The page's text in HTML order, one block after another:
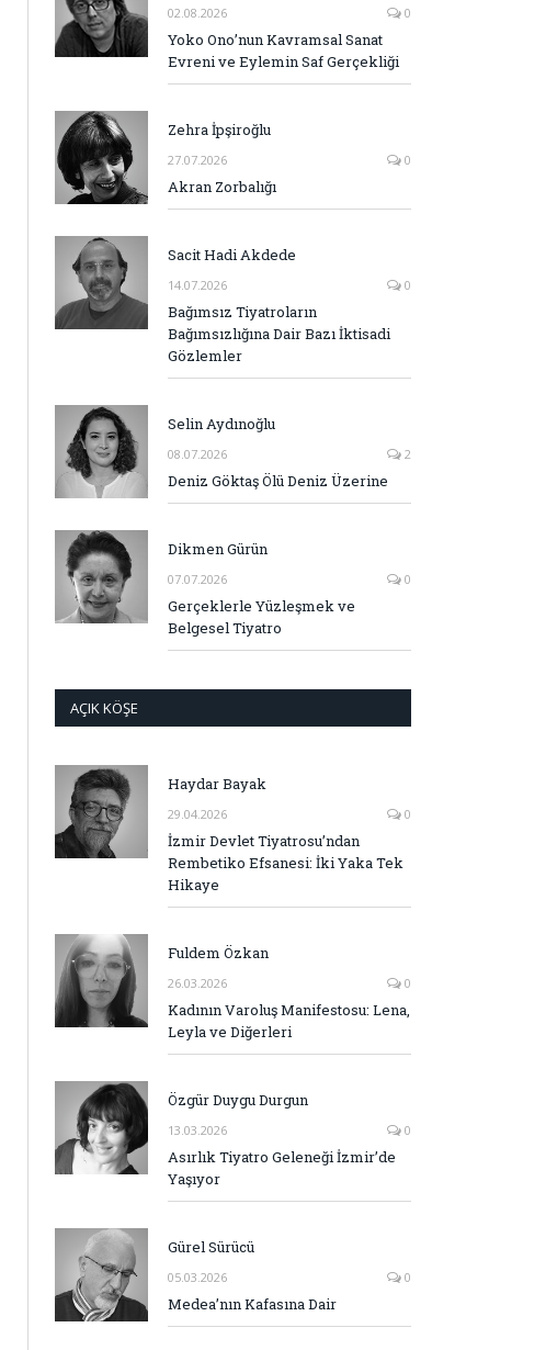
02.08.2026 0
Yoko Ono’nun Kavramsal Sanat
Evreni ve Eylemin Saf Gerçekliği
Zehra İpşiroğlu
27.07.2026 0
Akran Zorbalığı
Sacit Hadi Akdede
14.07.2026 0
Bağımsız Tiyatroların
Bağımsızlığına Dair Bazı İktisadi
Gözlemler
Selin Aydınoğlu
08.07.2026 2
Deniz Göktaş Ölü Deniz Üzerine
Dikmen Gürün
07.07.2026 0
Gerçeklerle Yüzleşmek ve
Belgesel Tiyatro
AÇIK KÖŞE
Haydar Bayak
29.04.2026 0
İzmir Devlet Tiyatrosu’ndan
Rembetiko Efsanesi: İki Yaka Tek
Hikaye
Fuldem Özkan
26.03.2026 0
Kadının Varoluş Manifestosu: Lena,
Leyla ve Diğerleri
Özgür Duygu Durgun
13.03.2026 0
Asırlık Tiyatro Geleneği İzmir’de
Yaşıyor
Gürel Sürücü
05.03.2026 0
Medea’nın Kafasına Dair